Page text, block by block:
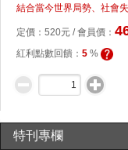
結合當今世界局勢、社會
定價： 520元 /會員價 ：
紅利點數回饋： 5 %
特刊專欄